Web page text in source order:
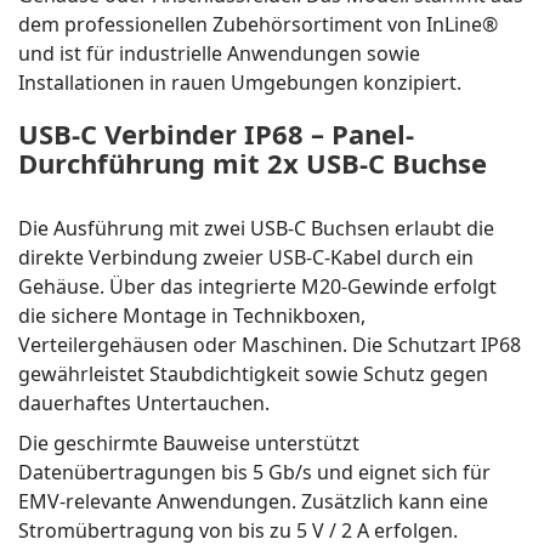
dem professionellen Zubehörsortiment von InLine®
und ist für industrielle Anwendungen sowie
Installationen in rauen Umgebungen konzipiert.
USB-C Verbinder IP68 – Panel-
Durchführung mit 2x USB-C Buchse
Die Ausführung mit zwei USB-C Buchsen erlaubt die
direkte Verbindung zweier USB-C-Kabel durch ein
Gehäuse. Über das integrierte M20-Gewinde erfolgt
die sichere Montage in Technikboxen,
Verteilergehäusen oder Maschinen. Die Schutzart IP68
gewährleistet Staubdichtigkeit sowie Schutz gegen
dauerhaftes Untertauchen.
Die geschirmte Bauweise unterstützt
Datenübertragungen bis 5 Gb/s und eignet sich für
EMV-relevante Anwendungen. Zusätzlich kann eine
Stromübertragung von bis zu 5 V / 2 A erfolgen.